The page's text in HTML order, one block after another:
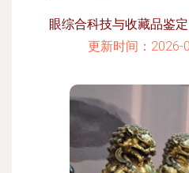
眼综合科技与收藏品鉴
更新时间：2026-